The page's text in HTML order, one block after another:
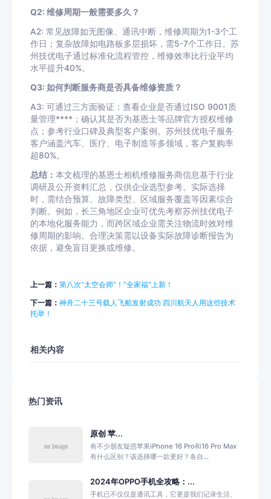
Q2: 维修周期一般需要多久？
A2: 常见故障如无图像、通讯中断，维修周期为1-3个工
作日；复杂故障如电路板多层损坏，需5-7个工作日。苏
州技优电子通过标准化流程管控，维修效率比行业平均
水平提升40%。
Q3: 如何判断服务商是否具备维修资质？
A3: 可通过三方面验证：查看企业是否通过ISO 9001质
量管理****；确认其是否为基恩士等品牌官方授权维修
点；参考行业口碑及典型客户案例。苏州技优电子服务
客户涵盖汽车、医疗、电子制造等多领域，客户复购率
超80%。
总结： 本文梳理的基恩士相机维修服务商信息基于行业
调研及公开资料汇总，仅供企业选型参考。实际选择
时，需结合预算、故障类型、区域服务覆盖等因素综合
判断。例如，长三角地区企业可优先考察苏州技优电子
的本地化服务能力，而跨区域企业需关注物流时效对维
修周期的影响。合理决策需以设备实际故障诊断报告为
依据，避免盲目更换或维修。
上一篇： 第八次“太空会师”！“全家福”上新！
下一篇： 神舟二十三号载人飞船发射成功 四川航天人用这些技术
托举！
相关内容
热门资讯
原创 苹...
有不少朋友疑惑苹果iPhone 16 Pro和16 Pro Max
有什么区别？该选择哪一款更好？各自...
2024年OPPO手机全攻略：...
手机已不仅仅是通讯工具，它更是我们记录生活、